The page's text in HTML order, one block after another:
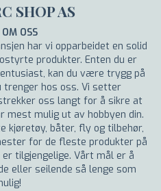
SHOP AS
OSS
har vi opparbeidet en solid
produkter. Enten du er
kan du være trygg på
trenger hos oss. Vi setter
oss langt for å sikre at
mest mulig ut av hobbyen din.
kjøretøy, båter, fly og tilbehør,
for de fleste produkter på
tilgjengelige. Vårt mål er å
eller seilende så lenge som